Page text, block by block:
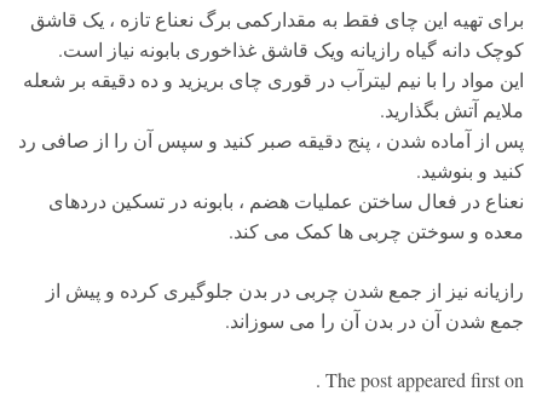
برای تهیه این چای فقط به مقدارکمی برگ نعناع تازه ، یک قاشق
کوچک دانه گیاه رازیانه ویک قاشق غذاخوری بابونه نیاز است.
این مواد را با نیم لیترآب در قوری چای بریزید و ده دقیقه بر شعله
ملایم آتش بگذارید.
پس از آماده شدن ، پنج دقیقه صبر کنید و سپس آن را از صافی رد
کنید و بنوشید.
نعناع در فعال ساختن عملیات هضم ، بابونه در تسکین دردهای
معده و سوختن چربی ها کمک می کند.
رازیانه نیز از جمع شدن چربی در بدن جلوگیری کرده و پیش از
جمع شدن آن در بدن آن را می سوزاند.
The post appeared first on .